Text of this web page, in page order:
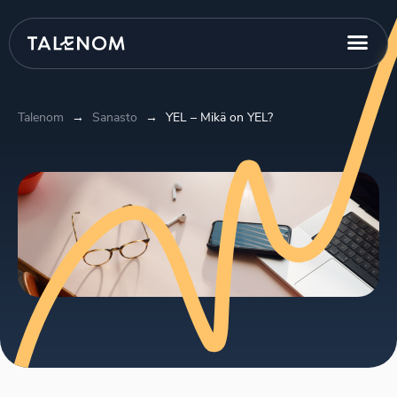
Talenom → Sanasto → YEL – Mikä on YEL?